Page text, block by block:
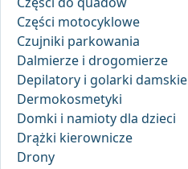
Części motocyklowe
Czujniki parkowania
Dalmierze i drogomierze
Depilatory i golarki damskie
Dermokosmetyki
Domki i namioty dla dzieci
Drążki kierownicze
Drony